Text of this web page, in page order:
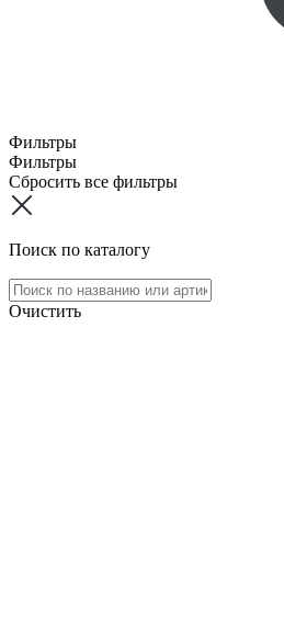
Фильтры
Фильтры
Сбросить все фильтры
Поиск по каталогу
Очистить